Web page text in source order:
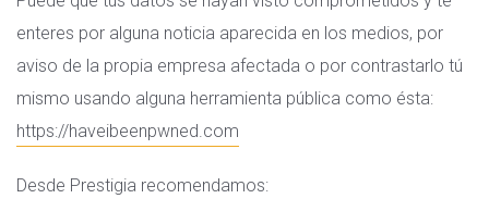
enteres por alguna noticia aparecida en los medios, por
aviso de la propia empresa afectada o por contrastarlo tú
mismo usando alguna herramienta pública como ésta:
https://haveibeenpwned.com
Desde Prestigia recomendamos: